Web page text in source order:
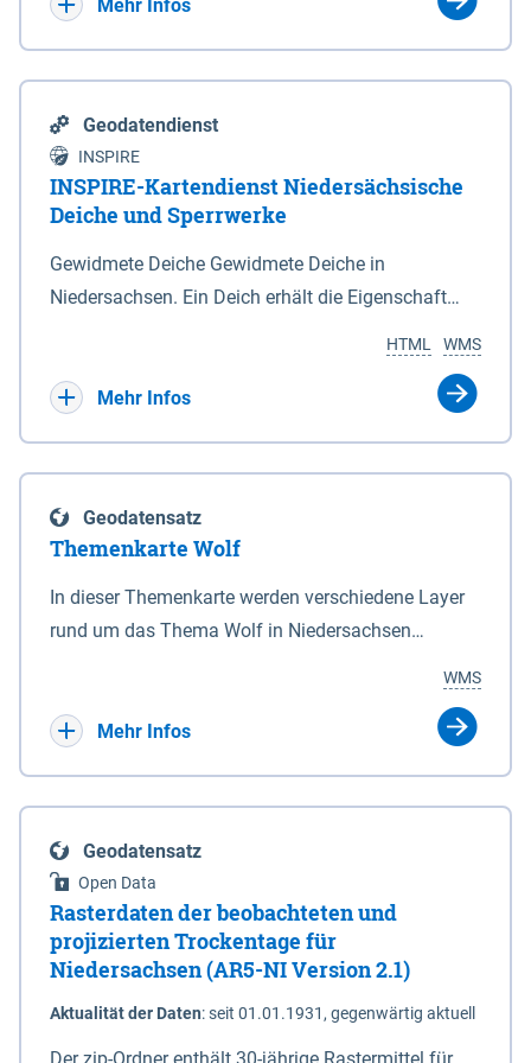
Mehr Infos
Geodatendienst
INSPIRE
INSPIRE-Kartendienst Niedersächsische
Deiche und Sperrwerke
Gewidmete Deiche Gewidmete Deiche in
Niedersachsen. Ein Deich erhält die Eigenschaft
Deichbehörde durch Verordnung ausspricht. Für
enthalten. Sperrwerke Sperrwerke sind Bauwerke
mit Sperrvorrichtungen in Tidegewässern, die dem
Schutz eines Gebietes vor erhöhten Tiden, vor allem
vor Sturmfluten, zu dienen bestimmt sind (§2 Abs.3
Eigenschaft eines Sperrwerkes durch Widmung, die
die Deichbehörde durch Verordnung ausspricht.
WMS
HTML
Mehr Infos
Geodatensatz
Themenkarte Wolf
In dieser Themenkarte werden verschiedene Layer
rund um das Thema Wolf in Niedersachsen
sowie Status der bestehenden Wolfsterritorien im
laufenden Monitoringjahr.
WMS
Mehr Infos
Geodatensatz
Open Data
Rasterdaten der beobachteten und
projizierten Trockentage für
Niedersachsen (AR5-NI Version 2.1)
Aktualität der Daten:seit 01.01.1931, gegenwärtig aktuell